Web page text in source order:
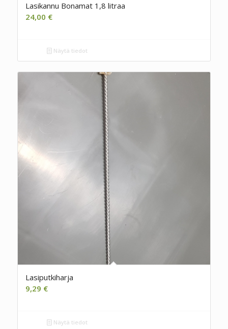
Lasikannu Bonamat 1,8 litraa
24,00 €
Näytä tiedot
Lasiputkiharja
9,29 €
Näytä tiedot